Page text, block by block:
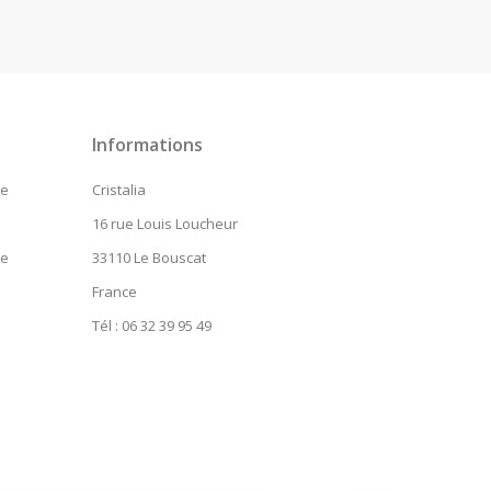
Informations
Cristalia
16 rue Louis Loucheur
33110 Le Bouscat
France
Tél : 06 32 39 95 49